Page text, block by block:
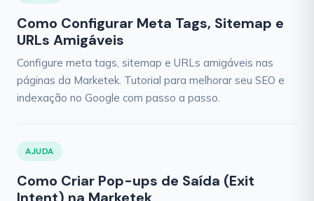
Como Configurar Meta Tags, Sitemap e
URLs Amigáveis
Configure meta tags, sitemap e URLs amigáveis nas
páginas da Marketek. Tutorial para melhorar seu SEO e
indexação no Google com passo a passo.
AJUDA
Como Criar Pop-ups de Saída (Exit